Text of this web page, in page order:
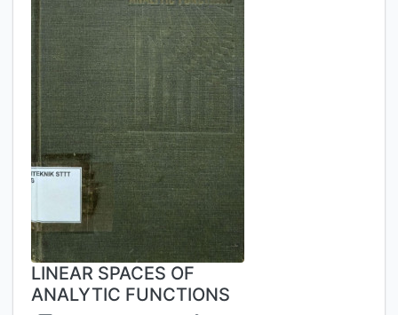
LINEAR SPACES OF
ANALYTIC FUNCTIONS